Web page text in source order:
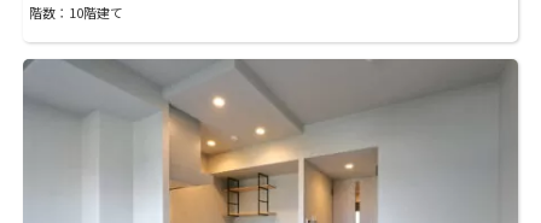
階数：10階建て